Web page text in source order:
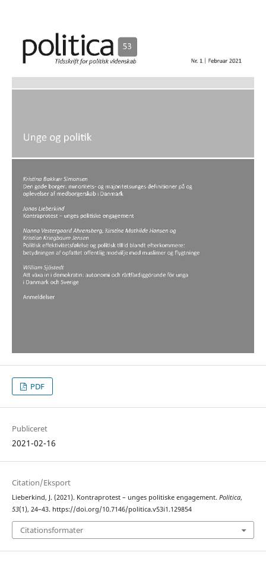
PDF
Publiceret
2021-02-16
Citation/Eksport
Lieberkind, J. (2021). Kontraprotest – unges politiske engagement. Politica,
53(1), 24–43. https://doi.org/10.7146/politica.v53i1.129854
Citationsformater